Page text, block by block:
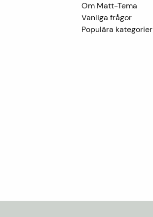
Om Matt-Tema
Vanliga frågor
Populära kategorier